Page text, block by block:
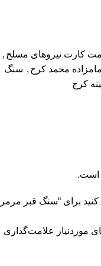
کارت نیروهای مسلح ,
محمد کرج , سنگ
کرج
است.
برای “سنگ قبر مرمر
موردنیاز علامت‌گذاری